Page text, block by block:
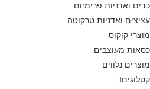
כדים ואדניות פרימיום
עציצים ואדניות טרקוטה
מוצרי קוקוס
כסאות מעוצבים
מוצרים נלווים
קטלוגים